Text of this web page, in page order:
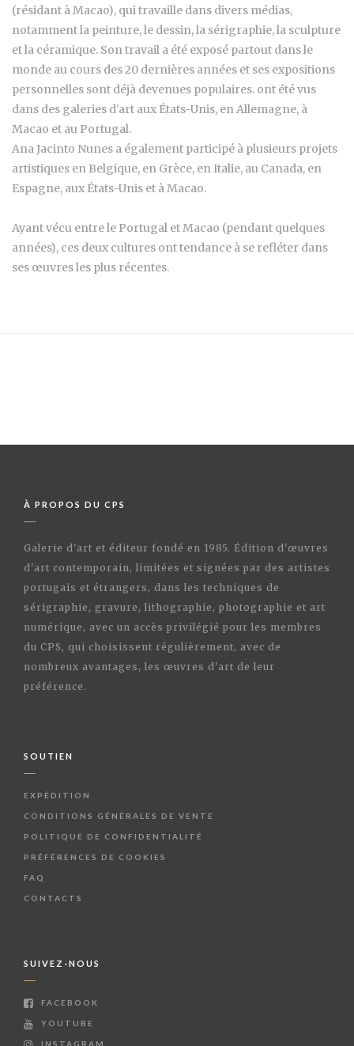
(résidant à Macao), qui travaille dans divers médias,
notamment la peinture, le dessin, la sérigraphie, la sculpture
et la céramique. Son travail a été exposé partout dans le
monde au cours des 20 dernières années et ses expositions
personnelles sont déjà devenues populaires. ont été vus
dans des galeries d'art aux États-Unis, en Allemagne, à
Macao et au Portugal.
Ana Jacinto Nunes a également participé à plusieurs projets
artistiques en Belgique, en Grèce, en Italie, au Canada, en
Espagne, aux États-Unis et à Macao.
Ayant vécu entre le Portugal et Macao (pendant quelques
années), ces deux cultures ont tendance à se refléter dans
ses œuvres les plus récentes.
À PROPOS DU CPS
Galerie d'art et éditeur fondé en 1985. Édition d'œuvres
d'art contemporain, limitées et signées par des artistes
portugais et étrangers, dans les techniques de
sérigraphie, gravure, lithographie, photographie et art
numérique, avec un accès privilégié pour les membres
du CPS, qui choisissent régulièrement, avec de
nombreux avantages, les œuvres d'art de leur
préférence.
SOUTIEN
EXPÉDITION
CONDITIONS GÉNÉRALES DE VENTE
POLITIQUE DE CONFIDENTIALITÉ
PRÉFÉRENCES DE COOKIES
FAQ
CONTACTS
SUIVEZ-NOUS
FACEBOOK
YOUTUBE
INSTAGRAM